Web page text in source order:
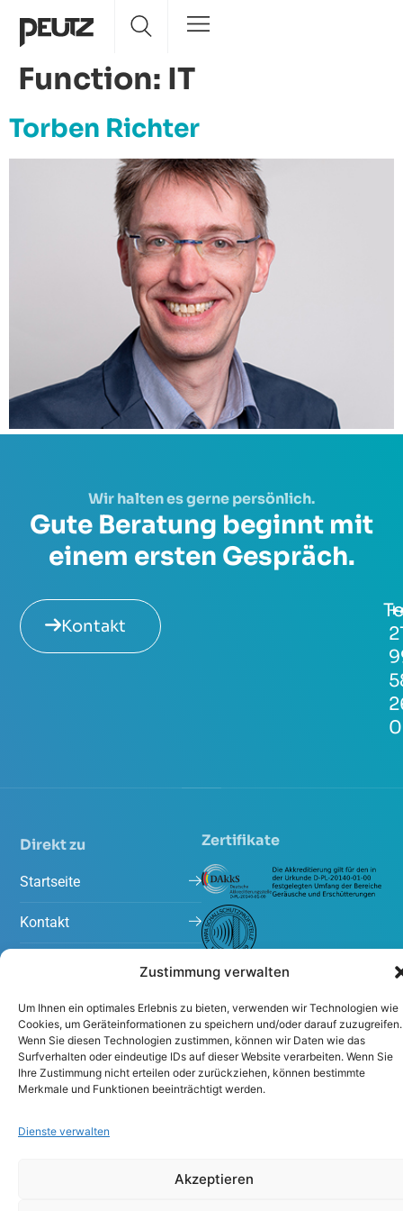
Zustimmung verwalten
Um Ihnen ein optimales Erlebnis zu bieten, verwenden wir Technologien wie
Cookies, um Geräteinformationen zu speichern und/oder darauf zuzugreifen.
Wenn Sie diesen Technologien zustimmen, können wir Daten wie das
Surfverhalten oder eindeutige IDs auf dieser Website verarbeiten. Wenn Sie
Ihre Zustimmung nicht erteilen oder zurückziehen, können bestimmte
Merkmale und Funktionen beeinträchtigt werden.
Dienste verwalten
Akzeptieren
Function: IT
Torben Richter
Wir halten es gerne persönlich.
Gute Beratung beginnt mit
einem ersten Gespräch.
Kontakt
0
Direkt zu
Startseite
Kontakt
Projekte
Aktuelles
Zertifikate